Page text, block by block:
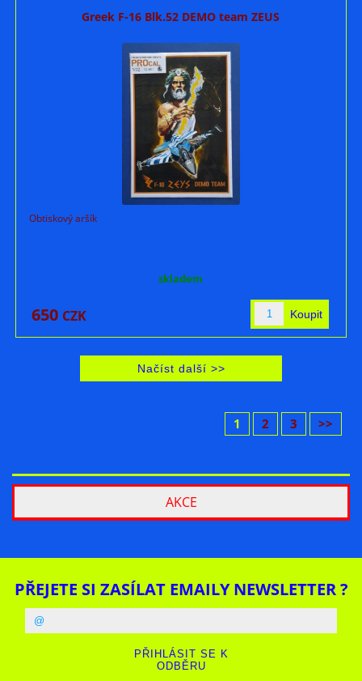
Greek F-16 Blk.52 DEMO team ZEUS
Obtiskový aršík
skladem
650 CZK
1 2 3 >>
AKCE
PŘEJETE SI ZASÍLAT EMAILY NEWSLETTER ?